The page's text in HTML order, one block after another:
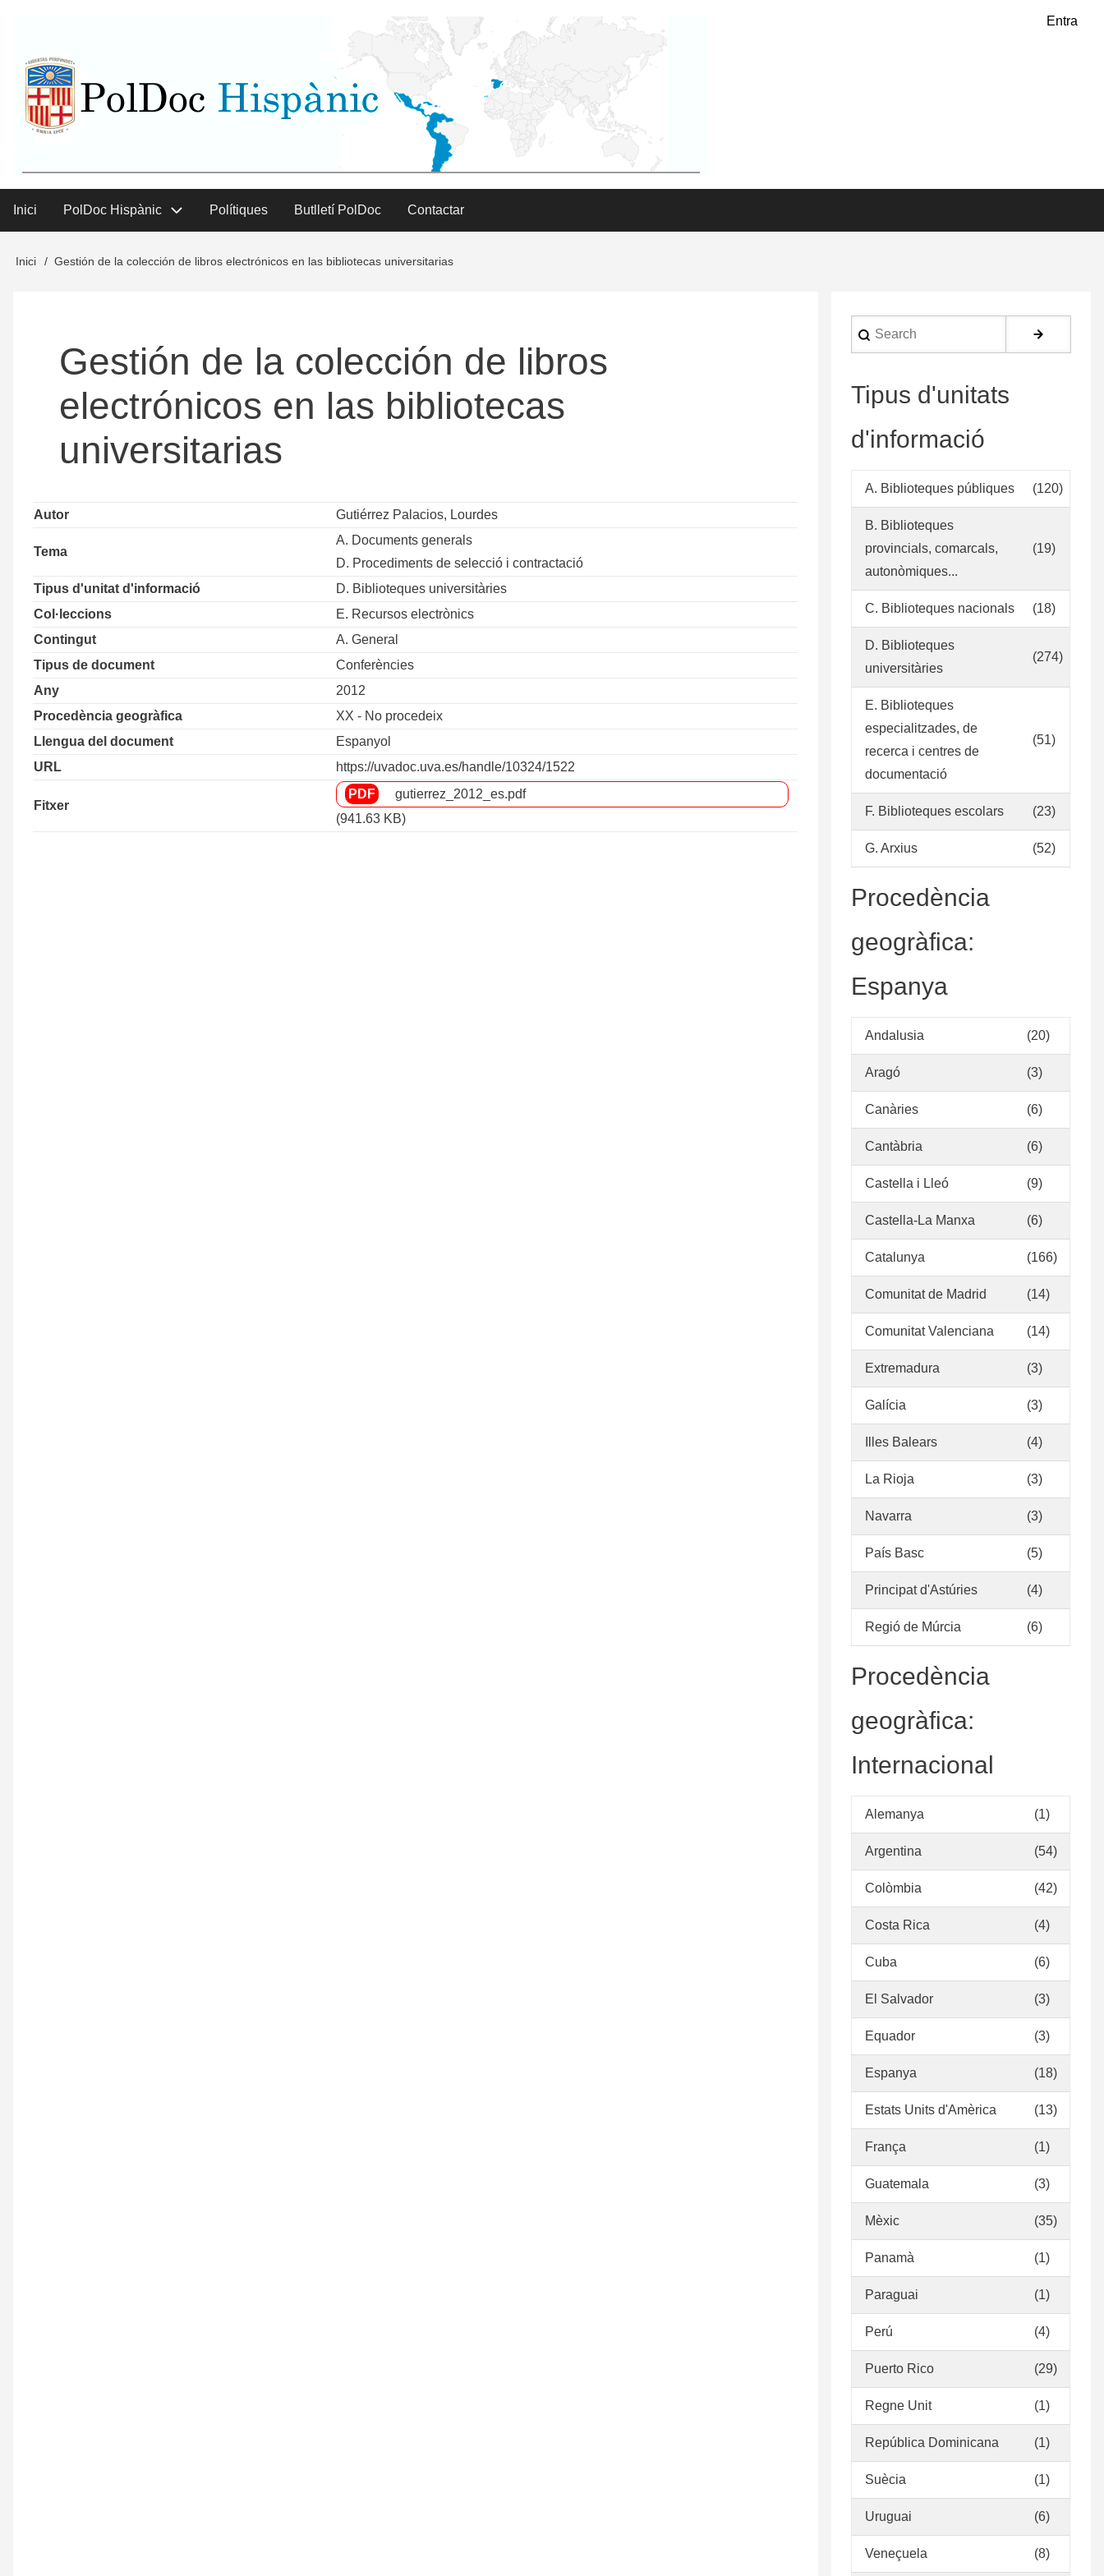
contingut
menu
Entra
Main
menu
Inici PolDoc Hispànic Polítiques Butlletí PolDoc Contactar
Inici Gestión de la colección de libros electrónicos en las bibliotecas universitarias
Gestión de la colección de libros
electrónicos en las bibliotecas
universitarias
Autor Gutiérrez Palacios, Lourdes
Tema
A. Documents generals
D. Procediments de selecció i contractació
Tipus d'unitat d'informació
D. Biblioteques universitàries
Col·leccions
E. Recursos electrònics
Contingut
A. General
Tipus de document
Conferències
Any
2012
Procedència geogràfica
XX - No procedeix
Llengua del document
Espanyol
URL
https://uvadoc.uva.es/handle/10324/1522
Fitxer
gutierrez_2012_es.pdf
(941.63 KB)
Search
Tipus d'unitats
d'informació
A. Biblioteques públiques (120)
B. Biblioteques
provincials, comarcals,
autonòmiques...
(19)
C. Biblioteques nacionals (18)
D. Biblioteques
universitàries
(274)
E. Biblioteques
especialitzades, de
recerca i centres de
documentació
(51)
F. Biblioteques escolars (23)
G. Arxius (52)
Procedència
geogràfica:
Espanya
Andalusia (20)
Aragó (3)
Canàries (6)
Cantàbria (6)
Castella i Lleó (9)
Castella-La Manxa (6)
Catalunya (166)
Comunitat de Madrid (14)
Comunitat Valenciana (14)
Extremadura (3)
Galícia (3)
Illes Balears (4)
La Rioja (3)
Navarra (3)
País Basc (5)
Principat d'Astúries (4)
Regió de Múrcia (6)
Procedència
geogràfica:
Internacional
Alemanya (1)
Argentina (54)
Colòmbia (42)
Costa Rica (4)
Cuba (6)
El Salvador (3)
Equador (3)
Espanya (18)
Estats Units d'Amèrica (13)
França (1)
Guatemala (3)
Mèxic (35)
Panamà (1)
Paraguai (1)
Perú (4)
Puerto Rico (29)
Regne Unit (1)
República Dominicana (1)
Suècia (1)
Uruguai (6)
Veneçuela (8)